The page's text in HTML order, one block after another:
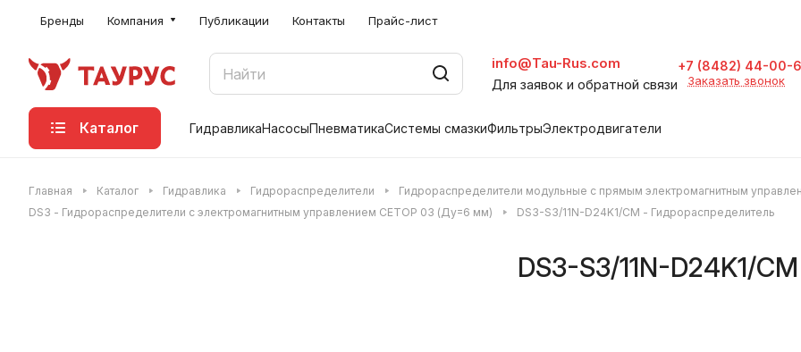
Бренды Компания Публикации Контакты Прайс-лист
info@Tau-Rus.com
Для заявок и обратной связи
+7 (8482) 44-00-
Заказать звонок
Каталог ГидравликаНасосыПневматикаСистемы смазкиФильтрыЭлектродвигатели
Главная Каталог Гидравлика Гидрораспределители
Гидрораспределители модульные с прямым электромагнитным
DS3 - Гидрораспределители с электромагнитным управлением CETOP 03 (Ду=6 мм)
DS3-S3/11N-D24K1/CM - Гидрораспределитель
DS3-S3/11N-D24K1/